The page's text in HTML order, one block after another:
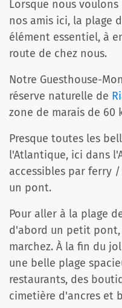
Lorsque nous
nos amis ici, la plage
élément essentiel, à
route de chez nous.
Notre Guesthouse-
réserve naturelle de
zone de marais de 60
Presque toutes les
l'Atlantique, ici dans
accessibles par ferry
un pont.
Pour aller à la plage
d'abord un petit
marchez. À la fin du
une belle plage
restaurants, des
cimetière d'ancres et